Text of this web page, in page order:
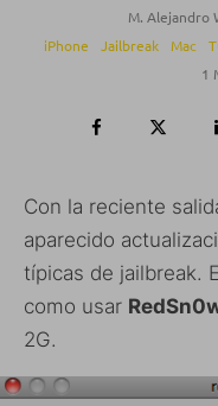
M. Alejandro
iPhone
Jailbreak Mac
1
Con la reciente
aparecido
típicas de jailbreak.
como usar
2G.